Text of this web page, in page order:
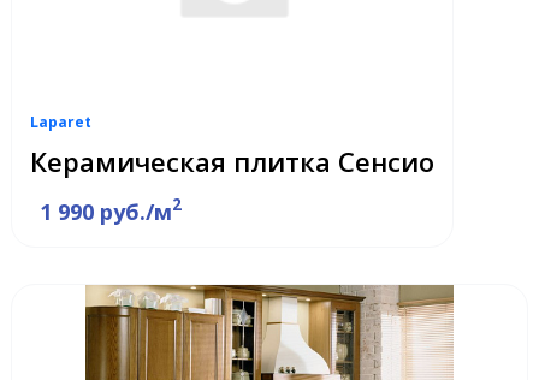
Laparet
Керамическая плитка Сенсио
1 990 руб./м2